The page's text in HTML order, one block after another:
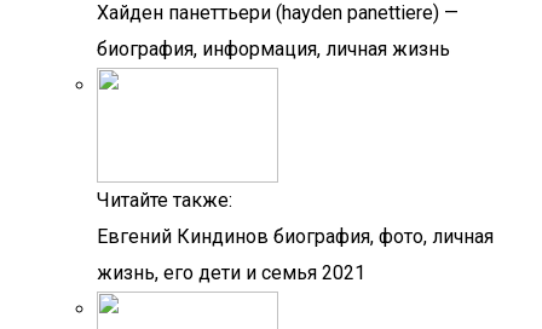
Хайден панеттьери (hayden panettiere) —
биография, информация, личная жизнь
Читайте также:
Евгений Киндинов биография, фото, личная
жизнь, его дети и семья 2021